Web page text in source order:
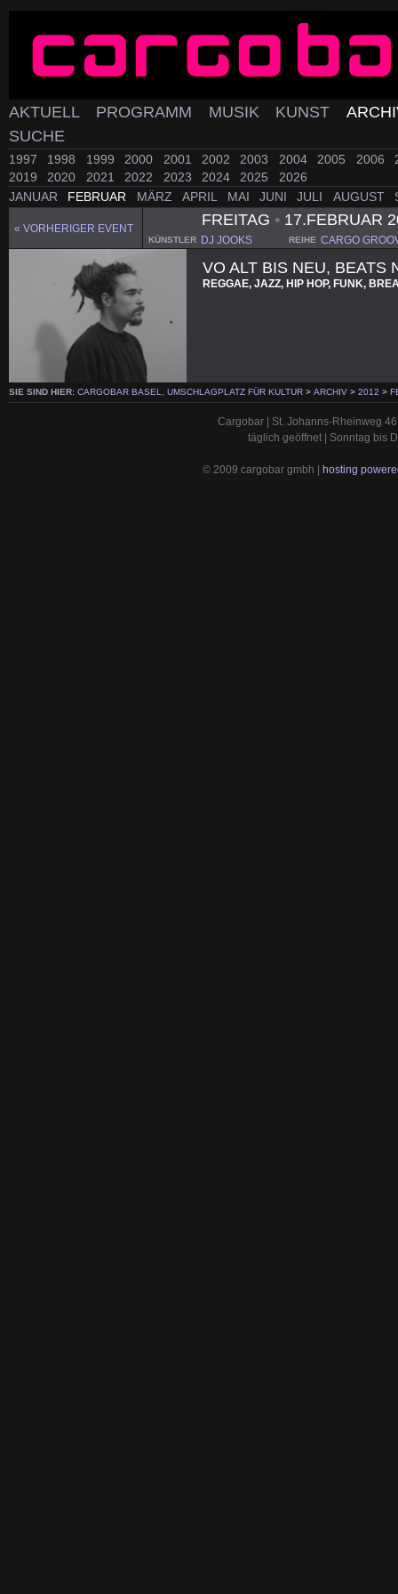
AKTUELL PROGRAMM MUSIK KUNST
SUCHE
1997 1998 1999 2000 2001 2002 2003 2004 2005 2006
2019
2020 2021 2022 2023 2024 2025
2026
JANUAR
FEBRUAR MÄRZ APRIL MAI JUNI JULI AUGUST
« VORHERIGER EVENT
FREITAG •17.FEBRUAR
KÜNSTLER DJ JOOKS REIHE CARGO
VO ALT BIS NEU, BEATS
REGGAE, JAZZ, HIP HOP, FUNK,
SIE SIND HIER: CARGOBAR BASEL, UMSCHLAGPLATZ FÜR KULTUR > ARCHIV > 2012 >
Cargobar | St. Johanns-Rheinweg
täglich geöffnet | Sonntag bis
© 2009 cargobar gmbh | hosting